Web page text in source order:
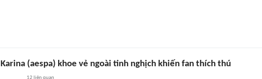
Karina (aespa) khoe vẻ ngoài tinh nghịch khiến fan thích thú
12 liên quan